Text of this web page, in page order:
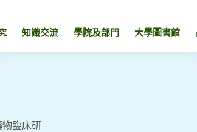
知識交流 學院及部門 大學圖書館
臨床研